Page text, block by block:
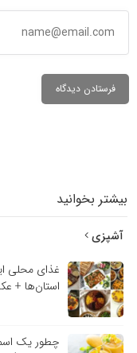
بیشتر بخوانید
آشپزی
غذای محلی
استان‌ها +
چطور یک